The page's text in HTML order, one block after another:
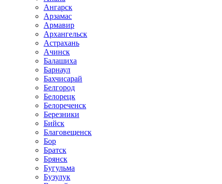
Ангарск
Арзамас
Армавир
Архангельск
Астрахань
Ачинск
Балашиха
Барнаул
Бахчисарай
Белгород
Белорецк
Белореченск
Березники
Бийск
Благовещенск
Бор
Братск
Брянск
Бугульма
Бузулук